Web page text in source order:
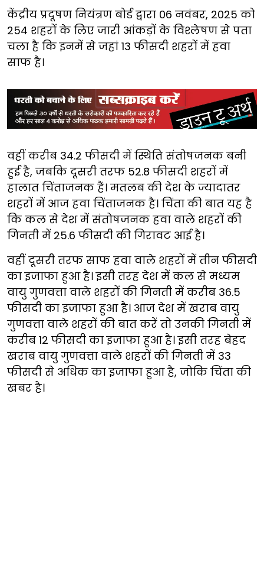
केंद्रीय प्रदूषण नियंत्रण बोर्ड द्वारा 06 नवंबर, 2025 को
254 शहरों के लिए जारी आंकड़ों के विश्लेषण से पता
चला है कि इनमें से जहां 13 फीसदी शहरों में हवा
साफ है।
वहीं करीब 34.2 फीसदी में स्थिति संतोषजनक बनी
हुई है, जबकि दूसरी तरफ 52.8 फीसदी शहरों में
हालात चिंताजनक हैं। मतलब की देश के ज्यादातर
शहरों में आज हवा चिंताजनक है। चिंता की बात यह है
कि कल से देश में संतोषजनक हवा वाले शहरों की
गिनती में 25.6 फीसदी की गिरावट आई है।
वहीं दूसरी तरफ साफ हवा वाले शहरों में तीन फीसदी
का इजाफा हुआ है। इसी तरह देश में कल से मध्यम
वायु गुणवत्ता वाले शहरों की गिनती में करीब 36.5
फीसदी का इजाफा हुआ है। आज देश में खराब वायु
गुणवत्ता वाले शहरों की बात करें तो उनकी गिनती में
करीब 12 फीसदी का इजाफा हुआ है। इसी तरह बेहद
खराब वायु गुणवत्ता वाले शहरों की गिनती में 33
फीसदी से अधिक का इजाफा हुआ है, जोकि चिंता की
खबर है।